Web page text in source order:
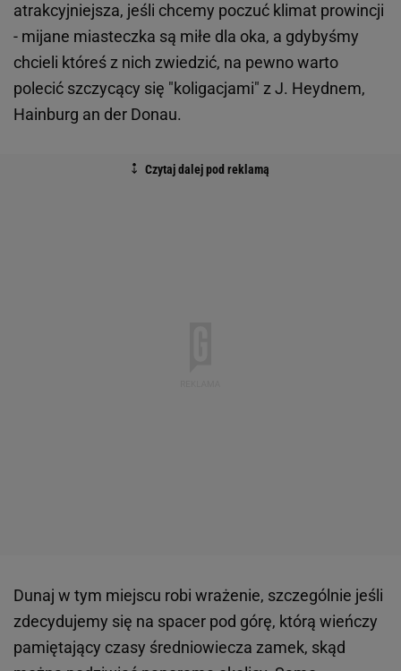
atrakcyjniejsza, jeśli chcemy poczuć klimat prowincji
- mijane miasteczka są miłe dla oka, a gdybyśmy
chcieli któreś z nich zwiedzić, na pewno warto
polecić szczycący się "koligacjami" z J. Heydnem,
Hainburg an der Donau.
Dunaj w tym miejscu robi wrażenie, szczególnie jeśli
zdecydujemy się na spacer pod górę, którą wieńczy
pamiętający czasy średniowiecza zamek, skąd